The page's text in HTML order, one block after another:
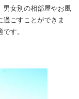
男女別の相部屋やお風
ごすことができま
す。